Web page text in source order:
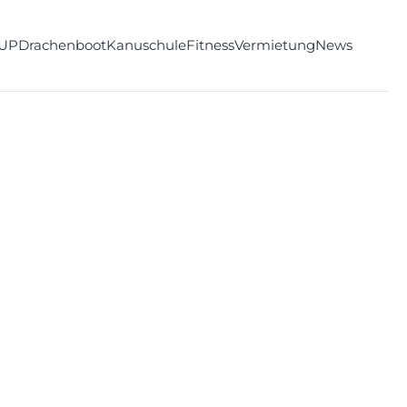
DrachenbootKanuschuleFitnessVermietungNews